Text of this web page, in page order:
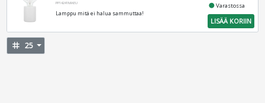
PP14241MAEU
Lamppu mitä ei halua sammuttaa!
fiber_manual_recordVarastossa
LISÄÄ KORIIN
tag 25